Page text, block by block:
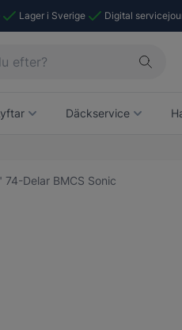
Lager i Sverige Digital
Däckservice
Delar BMCS Sonic